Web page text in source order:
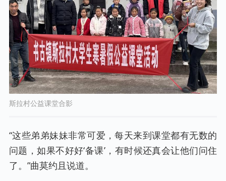
斯拉村公益课堂合影
“这些弟弟妹妹非常可爱，每天来到课堂都有无数的
问题，如果不好好‘备课’，有时候还真会让他们问住
了。”曲莫约且说道。